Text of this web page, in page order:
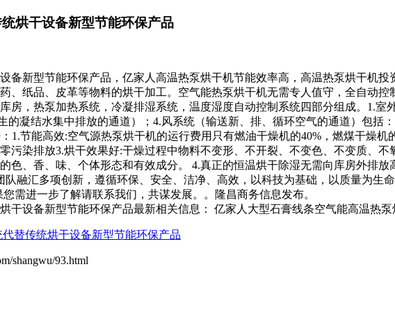
烘干设备新型节能环保产品
备新型节能环保产品，亿家人高温热泵烘干机节能效率高，高温热泵烘干机
、纸品、皮革等物料的烘干加工。空气能热泵烘干机无需专人值守，全自动
房，热泵加热系统，冷凝排湿系统，温度湿度自动控制系统四部分组成。1.
的凝结水集中排放的通道）；4.风系统（输送新、排、循环空气的通道）包括
1.节能高效:空气源热泵烘干机的运行费用只有燃油干燥机的40%，燃煤干燥
污染排放3.烘干效果好:干燥过程中物料不变形、不开裂、不变色、不变质、
色、香、味、个体形态和有效成分。 4.真正的恒温烘干除湿无需向库房外排
队融汇多项创新，遵循环保、安全、洁净、高效，以科技为基础，以质量为
需进一步了解请联系我们，共谋发展。。隆昌商务信息发布。
干设备新型节能环保产品最新相关信息： 亿家人大型石膏线条空气能高温热
替传统烘干设备新型节能环保产品
shangwu/93.html